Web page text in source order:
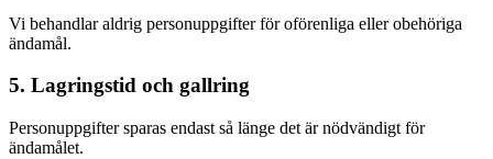
Vi behandlar aldrig personuppgifter för oförenliga eller obehöriga
ändamål.
5. Lagringstid och gallring
Personuppgifter sparas endast så länge det är nödvändigt för
ändamålet.